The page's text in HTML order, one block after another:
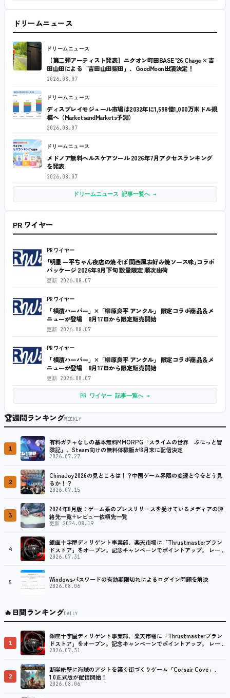
ドリームニュース
ドリームニュース
【第二弾アーティスト発表】ニクオン町田BASE ’26 Chage × 吉
田山田による「吉田山田柴田」、GoodMoon出演決定！
2026.08.07
ドリームニュース
ディスプレイモジュール市場は2032年に1,598億1,000万米ドル規
模へ（MarketsandMarkets予測）
2026.08.07
ドリームニュース
メドノア無料ヘルスケアツール 2026年7月アクセスランキング
を発表
2026.08.07
ドリームニュース 記事一覧へ →
PR ワイヤー
PRワイヤー
｢明星 一平ちゃん夜店の焼そば 関西風お好み焼ソース味｣コラボ
パッケージ 2026年8月下旬 数量限定 順次出荷
更新 2026.08.07
PRワイヤー
「横濱ハーバー」×「柳原良平 アンクル」 限定コラボ商品＆メ
ニューが登場 8月17日から限定販売開始
更新 2026.08.07
PRワイヤー
「横濱ハーバー」×「柳原良平 アンクル」 限定コラボ商品＆メ
ニューが登場 8月17日から限定販売開始
更新 2026.08.07
PR ワイヤー 記事一覧へ →
🏆週間ランキングWEEKLY
1
有料ガチャなしの基本無料MMORPG「スライムの世界 ぷにっと冒
険記」、Steam向けの無料体験版が8月末に配信決定
2026.07.27
2
ChinaJoy2026の見どころは！？中国ゲーム界隈の変遷と今をどう見
るか！？
2026.07.15
3
2024年8月版：ゲーム系のプレスリリースを受けているメディアの連
絡先一覧+レビュー依頼先一覧
更新 2024.08.19
4
銀座十字屋ディリゲント事業部、楽天市場に「Thrustmasterブラン
ドストア」をオープン。記念キャンペーンでポイントアップ。 レーシ
ング／フライトシム向けコントローラーを中心に、幅広くラインナッ
2026.07.31
5 Windowsパスワードの有効期限切れによるログイン問題を解決
2026.08.06
🔥日間ランキングDAILY
1
銀座十字屋ディリゲント事業部、楽天市場に「Thrustmasterブラン
ドストア」をオープン。記念キャンペーンでポイントアップ。 レーシ
ング／フライトシム向けコントローラーを中心に、幅広くラインナッ
2026.07.31
2
断崖絶壁に海賊のアジトを築く街づくりゲーム「Corsair Cove」、
1.0正式版が配信開始！
2026.08.06